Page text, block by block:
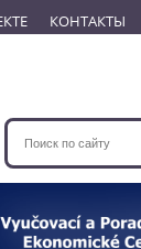
КОНТАКТЫ